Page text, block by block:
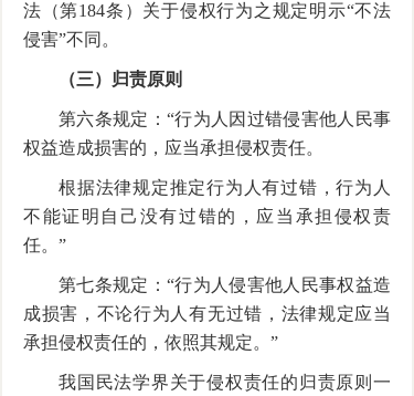
法（第184条）关于侵权行为之规定明示“不法
侵害”不同。
（三）归责原则
第六条规定：“行为人因过错侵害他人民事
权益造成损害的，应当承担侵权责任。
根据法律规定推定行为人有过错，行为人
不能证明自己没有过错的，应当承担侵权责
任。”
第七条规定：“行为人侵害他人民事权益造
成损害，不论行为人有无过错，法律规定应当
承担侵权责任的，依照其规定。”
我国民法学界关于侵权责任的归责原则一